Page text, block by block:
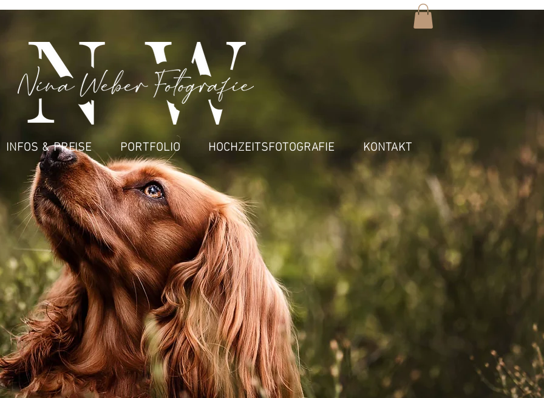
INFOS & PREISE PORTFOLIO HOCHZEITSFOTOGRAFIE KONTAKT